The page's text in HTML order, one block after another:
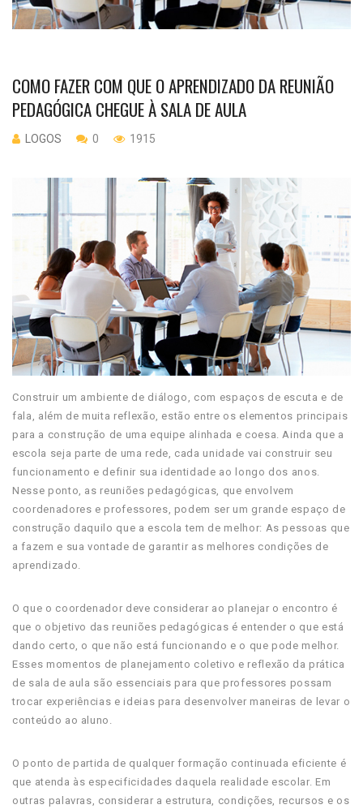
COMO FAZER COM QUE O APRENDIZADO DA REUNIÃO
PEDAGÓGICA CHEGUE À SALA DE AULA
LOGOS 0 1915
Construir um ambiente de diálogo, com espaços de escuta e de
fala, além de muita reflexão, estão entre os elementos principais
para a construção de uma equipe alinhada e coesa. Ainda que a
escola seja parte de uma rede, cada unidade vai construir seu
funcionamento e definir sua identidade ao longo dos anos.
Nesse ponto, as reuniões pedagógicas, que envolvem
coordenadores e professores, podem ser um grande espaço de
construção daquilo que a escola tem de melhor: As pessoas que
a fazem e sua vontade de garantir as melhores condições de
aprendizado.
O que o coordenador deve considerar ao planejar o encontro é
que o objetivo das reuniões pedagógicas é entender o que está
dando certo, o que não está funcionando e o que pode melhor.
Esses momentos de planejamento coletivo e reflexão da prática
de sala de aula são essenciais para que professores possam
trocar experiências e ideias para desenvolver maneiras de levar o
conteúdo ao aluno.
O ponto de partida de qualquer formação continuada eficiente é
que atenda às especificidades daquela realidade escolar. Em
outras palavras, considerar a estrutura, condições, recursos e os